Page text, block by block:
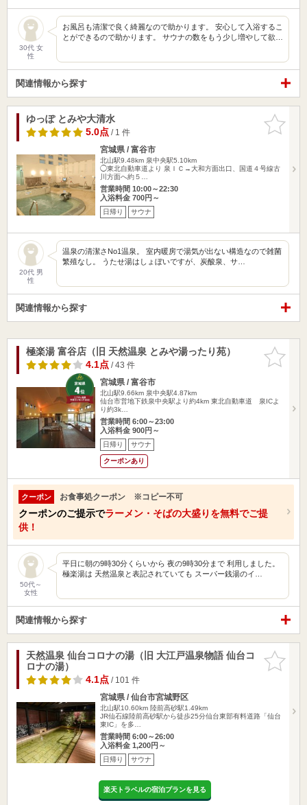
30代 女
性
お風呂も清潔で良く綺麗なので助かります。 安心して入浴するこ
とができるので助かります。 サウナの数をもう少し増やして欲…
関連情報から探す
お気に入
りに追加
ゆっぽ とみや大清水
5.0点/ 1 件
宮城県 / 富谷市
北山駅9.48km 泉中央駅5.10km
◯東北自動車道より 泉ＩＣ→大和方面出口、国道４号線古
川方面へ約５…
営業時間 10:00～22:30
入浴料金 700円～
日帰り サウナ
20代 男
性
温泉の清潔さNo1温泉。 室内暖房で湯気が出ない構造なので雑菌
繁殖なし。 うたせ湯はしょぼいですが、炭酸泉、サ…
関連情報から探す
お気に入
りに追加
極楽湯 富谷店（旧 天然温泉 とみや湯ったり苑）
4.1点/ 43 件
宮城県 / 富谷市
北山駅9.66km 泉中央駅4.87km
仙台市営地下鉄泉中央駅より約4km 東北自動車道 泉ICよ
り約3k…
営業時間 6:00～23:00
入浴料金 900円～
日帰り サウナ
クーポンあり
クーポン お食事処クーポン ※コピー不可
クーポンのご提示でラーメン・そばの大盛りを無料でご提
供！
50代～
女性
平日に朝の9時30分くらいから 夜の9時30分まで 利用しました。
極楽湯は 天然温泉と表記されていても スーパー銭湯のイ…
関連情報から探す
お気に入
りに追加
天然温泉 仙台コロナの湯（旧 大江戸温泉物語 仙台コ
ロナの湯）
4.1点/ 101 件
宮城県 / 仙台市宮城野区
北山駅10.60km 陸前高砂駅1.49km
JR仙石線陸前高砂駅から徒歩25分仙台東部有料道路「仙台
東IC」を多…
営業時間 6:00～26:00
入浴料金 1,200円～
日帰り サウナ
楽天トラベルの宿泊プランを見る